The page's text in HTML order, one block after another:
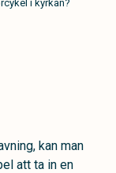
i kyrkan?
kan man
att ta in en